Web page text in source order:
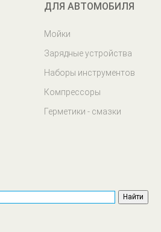
ДЛЯ АВТОМОБИЛЯ
Мойки
Зарядные устройства
Наборы инструментов
Компрессоры
Герметики - смазки